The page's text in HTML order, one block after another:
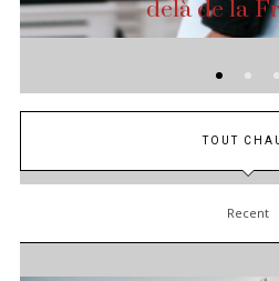
delà de la
TOUT
Recent